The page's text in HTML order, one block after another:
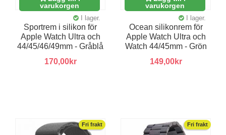
varukorgen
I lager.
Sportrem i silikon för
Apple Watch Ultra och
44/45/46/49mm - Gråblå
170,00kr
varukorgen
I lager.
Ocean silikonrem för
Apple Watch Ultra och
Watch 44/45mm - Grön
149,00kr
Fri frakt Fri frakt